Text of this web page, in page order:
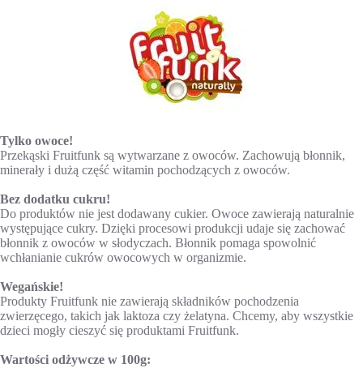
Tylko owoce!
Przekąski Fruitfunk są wytwarzane z owoców. Zachowują błonnik,
minerały i dużą część witamin pochodzących z owoców.
Bez dodatku cukru!
Do produktów nie jest dodawany cukier. Owoce zawierają naturalnie
występujące cukry. Dzięki procesowi produkcji udaje się zachować
błonnik z owoców w słodyczach. Błonnik pomaga spowolnić
wchłanianie cukrów owocowych w organizmie.
Wegańskie!
Produkty Fruitfunk nie zawierają składników pochodzenia
zwierzęcego, takich jak laktoza czy żelatyna. Chcemy, aby wszystkie
dzieci mogły cieszyć się produktami Fruitfunk.
Wartości odżywcze w 100g: